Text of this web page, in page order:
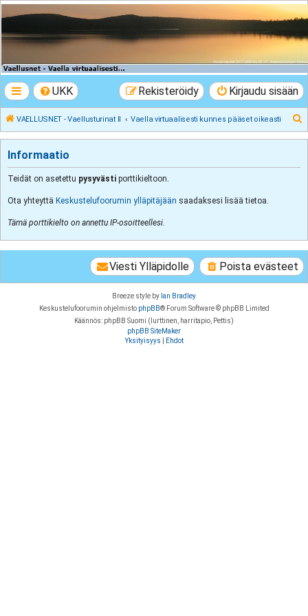
VAELLUSNET -
Vaellusturinat II
UKK Kirjaudu sisään
Rekisteröidy
VAELLUSNET - Vaellusturinat II Vaella virtuaalisesti kunnes pääset oikeasti
Informaatio
Teidät on asetettu pysyvästi porttikieltoon.
Ota yhteyttä Keskustelufoorumin ylläpitäjään saadaksesi lisää tietoa.
Tämä porttikielto on annettu IP-osoitteellesi.
Poista evästeet
Viesti Ylläpidolle
Breeze style by Ian Bradley
Keskustelufoorumin ohjelmisto phpBB® Forum Software © phpBB Limited
Käännös: phpBB Suomi (lurttinen, harritapio, Pettis)
phpBB SiteMaker
Yksityisyys
Ehdot